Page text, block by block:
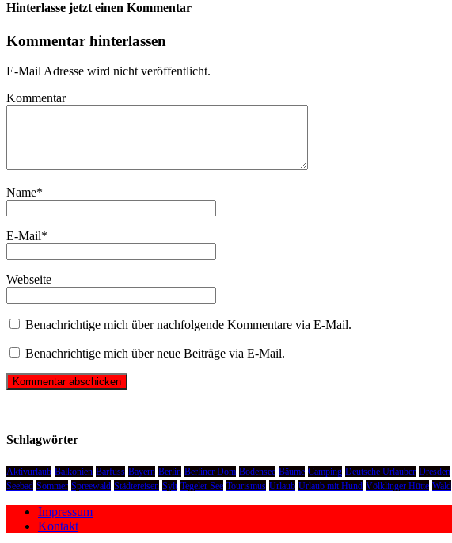
Hinterlasse jetzt einen Kommentar
Kommentar hinterlassen
E-Mail Adresse wird nicht veröffentlicht.
Kommentar
Name*
E-Mail*
Webseite
Benachrichtige mich über nachfolgende Kommentare via E-Mail.
Benachrichtige mich über neue Beiträge via E-Mail.
Schlagwörter
Aktivurlaub Balkonien Barfuss Bayern Berlin Berliner Dom Bodensee Bäume Camping Deutsche Urlauber Dresden
Seebad Sommer Spreewald Städtereisen Sylt Tegeler See Tourismus Urlaub Urlaub mit Hund Völklinger Hütte Wald
Impressum
Kontakt